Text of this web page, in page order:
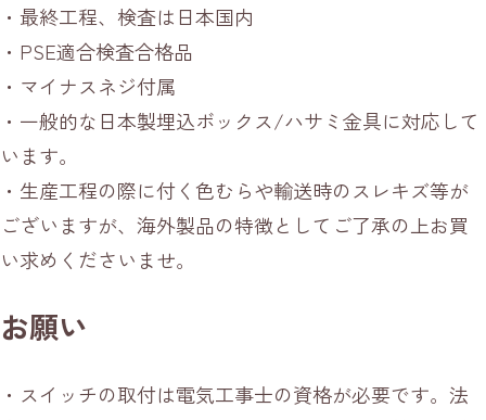
・最終工程、検査は日本国内
・PSE適合検査合格品
・マイナスネジ付属
・一般的な日本製埋込ボックス/ハサミ金具に対応して
います。
・生産工程の際に付く色むらや輸送時のスレキズ等が
ございますが、海外製品の特徴としてご了承の上お買
い求めくださいませ。
お願い
・スイッチの取付は電気工事士の資格が必要です。法